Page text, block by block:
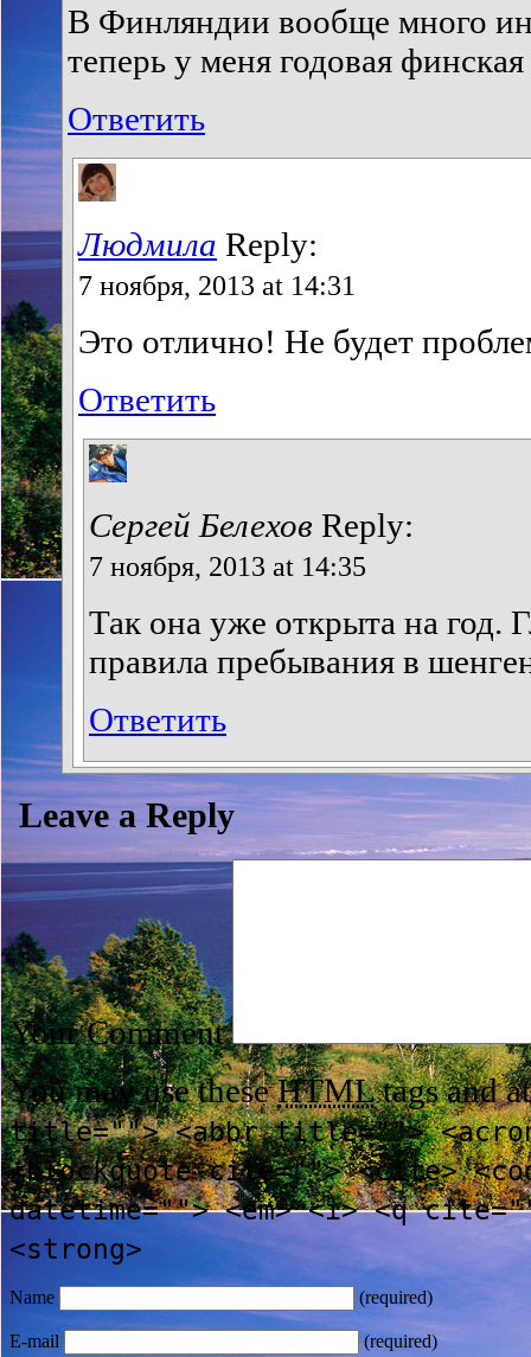
В Финляндии вообще много
теперь у меня годовая финская
Ответить
Людмила Reply:
7 ноября, 2013 at 14:31
Это отлично! Не будет
Ответить
Сергей Белехов Reply:
7 ноября, 2013 at 14:35
Так она уже открыта на год.
правила пребывания в
Ответить
Leave a Reply
Your Comment
You may use theseHTMLtags and
title=""> <abbr title="">
<blockquote cite=""> <cite>
datetime=""> <em> <i> <q
<strong>
Name (required)
E-mail (required)